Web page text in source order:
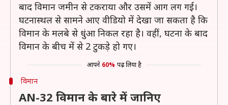
बाद विमान जमीन से टकराया और उसमें आग लग गई।
घटनास्थल से सामने आए वीडियो में देखा जा सकता है कि
विमान के मलबे से धुंआ निकल रहा है। वहीं, घटना के बाद
विमान के बीच में से 2 टुकड़े हो गए।
आपने 60% पढ़ लिया है
विमान
AN-32 विमान के बारे में जानिए